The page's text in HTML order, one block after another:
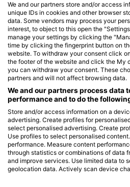
J
F
M
A
M
J
J
A
S
O
N
D
J
سایت غواصی پذیرایی
We and our partners store and/or access
unique IDs in cookies and other browser
data. Some vendors may process your
interest, to object to this open the
manage your settings by clicking the
time by clicking the fingerprint button on
website. To withdraw your consent click
the footer of the website and click the My
you can withdraw your consent. These
partners and will not affect browsing data.
We and our partners process data
performance and to do the
Store and/or access information on a
advertising. Create profiles for
select personalised advertising. Create
Use profiles to select personalised
performance. Measure content
through statistics or combinations of data
and improve services. Use limited data to
geolocation data. Actively scan device